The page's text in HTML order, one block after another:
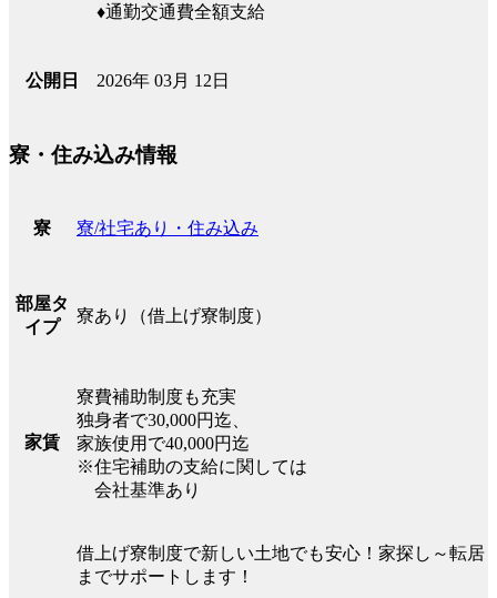
♦通勤交通費全額支給
公開日 2026年 03月 12日
寮・住み込み情報
寮 寮/社宅あり・住み込み
部屋タ
イプ
寮あり（借上げ寮制度）
家賃
寮費補助制度も充実
独身者で30,000円迄、
家族使用で40,000円迄
※住宅補助の支給に関しては
会社基準あり
借上げ寮制度で新しい土地でも安心！家探し～転居
までサポートします！